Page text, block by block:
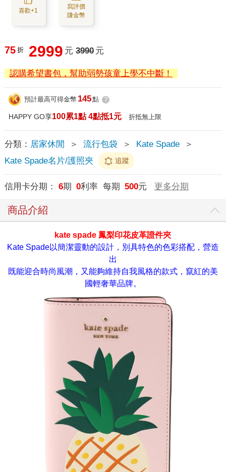
喜歡+1
寫評價
賺金幣
75 折 2999 元 3990 元
認購希望書包，幫助弱勢孩童上學不中斷！
預計最高可得金幣 145點 ?
HAPPY GO享100累1點 4點抵1元 折抵無上限
分類： 居家休閒 ＞ 流行包袋 ＞ Kate Spade
＞
Kate Spade名片/護照夾
追蹤
信用卡分期： 6期 0利率 每期 500元 更多分期
商品介紹
kate spade 鳳梨印花皮革證件夾
Kate Spade以簡潔靈動的設計，別具特色的色彩搭配，營造
出
既能迎合時尚風潮，又能夠維持自我風格的款式，竄紅的美
國輕奢華品牌。